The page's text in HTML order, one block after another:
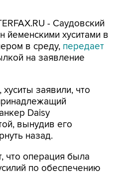
- Саудовский
в среду,передает
на заявление
заявили, что
Daisy
вынудив его
назад.
операция была
Аравии.